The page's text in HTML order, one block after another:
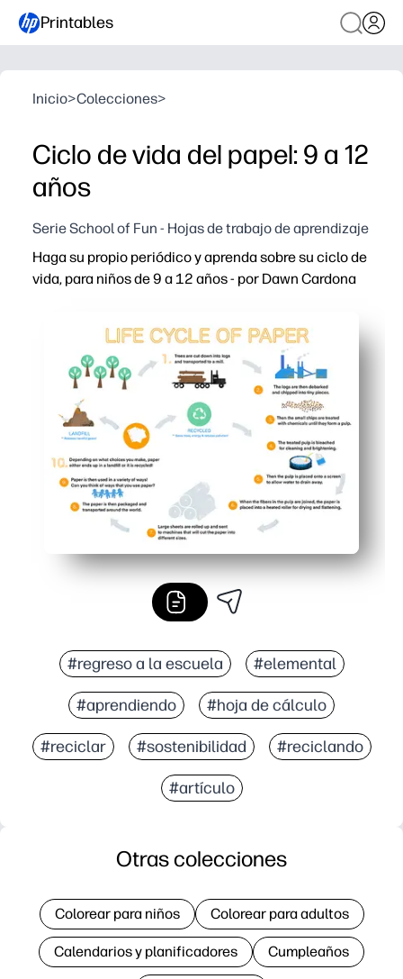
Printables
Inicio>Colecciones>
Ciclo de vida del papel: 9 a 12
años
Serie School of Fun - Hojas de trabajo de aprendizaje
Haga su propio periódico y aprenda sobre su ciclo de
vida, para niños de 9 a 12 años - por Dawn Cardona
#regreso a la escuela #elemental
#aprendiendo #hoja de cálculo
#reciclar #sostenibilidad #reciclando
#artículo
Otras colecciones
Colorear para niños Colorear para adultos
Calendarios y planificadores Cumpleaños